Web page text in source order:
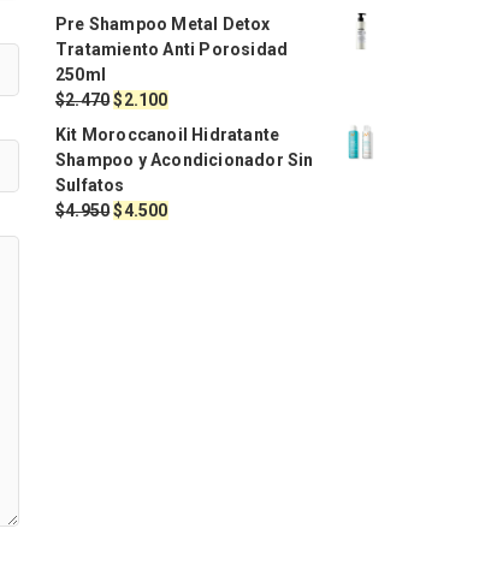
original
$1.990.
precio
actual
$1.971.
Pre Shampoo Metal Detox
Tratamiento Anti Porosidad
250ml
$2.470El
original
era:
$2.470.
$2.100El
precio
actual
$2.100.
Kit Moroccanoil Hidratante
Shampoo y Acondicionador Sin
Sulfatos
$4.950El
$4.500El